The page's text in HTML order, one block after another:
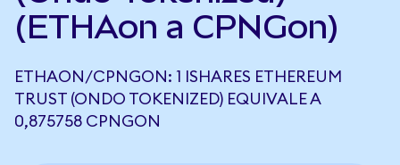
(ETHAon a CPNGon)
ETHAON/CPNGON: 1 ISHARES ETHEREUM
TRUST (ONDO TOKENIZED) EQUIVALE A
0,875758 CPNGON